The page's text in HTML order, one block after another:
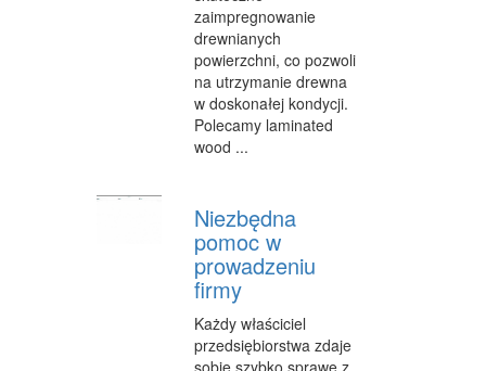
KOSMETYKI
LECZENIE
SALONY KOSMETYCZNE
SPRZĘT MEDYCZNY
OPROGRAMOWANIE
STRONY INTERNETOWE
KONTAKT
zaimpregnowanie
drewnianych
powierzchni, co pozwoli
na utrzymanie drewna
w doskonałej kondycji.
Polecamy laminated
wood ...
Niezbędna
pomoc w
prowadzeniu
firmy
Każdy właściciel
przedsiębiorstwa zdaje
sobie szybko sprawę z